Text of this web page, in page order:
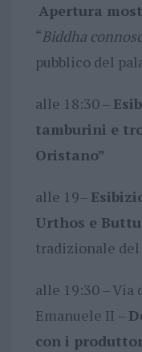
Apertura
“Biddha
pubblico del
alle 18:30 –
tamburini e
Oristano”
alle 19–
Urthos e
tradizionale
alle 19:30 –
Emanuele II –
con i